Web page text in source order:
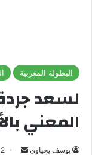
البطولة المغربية
لسعد
المعني
يوسف يحياوي 2 يوليو، 2022